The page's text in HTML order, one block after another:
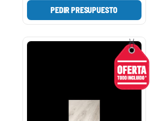
PEDIR PRESUPUESTO